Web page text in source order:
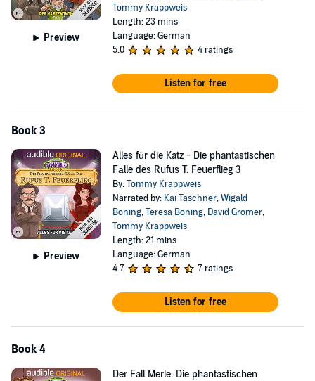
Preview
Tommy Krappweis
Length: 23 mins
Language: German
5.0
4 ratings
Listen for free
Book 3
Preview
Alles für die Katz - Die phantastischen
Fälle des Rufus T. Feuerflieg 3
By:Tommy Krappweis
Narrated by: Kai Taschner,Wigald
Boning,Teresa Boning, David Gromer,
Tommy Krappweis
Length: 21 mins
Language: German
4.7
7 ratings
Listen for free
Book 4
Der Fall Merle. Die phantastischen